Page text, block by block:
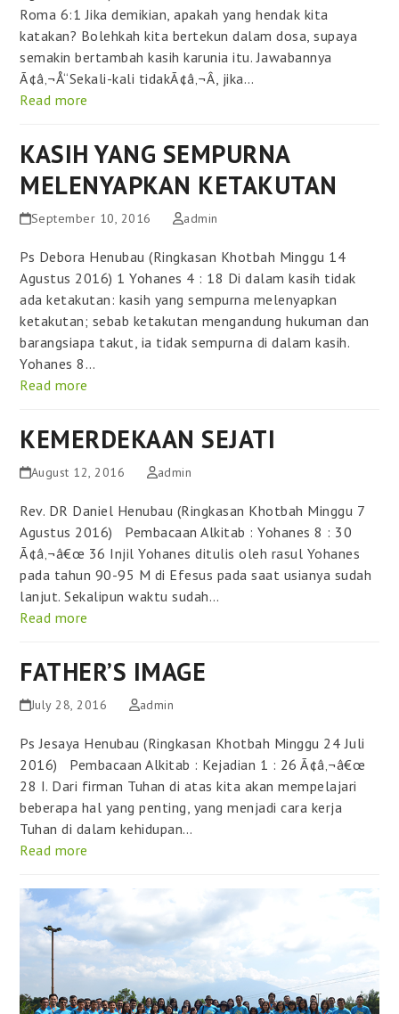
Roma 6:1 Jika demikian, apakah yang hendak kita
katakan? Bolehkah kita bertekun dalam dosa, supaya
semakin bertambah kasih karunia itu. Jawabannya
Ã¢â‚¬Å“Sekali-kali tidakÃ¢â‚¬Â, jika…
Read more
KASIH YANG SEMPURNA
MELENYAPKAN KETAKUTAN
September 10, 2016 admin
Ps Debora Henubau (Ringkasan Khotbah Minggu 14
Agustus 2016) 1 Yohanes 4 : 18 Di dalam kasih tidak
ada ketakutan: kasih yang sempurna melenyapkan
ketakutan; sebab ketakutan mengandung hukuman dan
barangsiapa takut, ia tidak sempurna di dalam kasih.
Yohanes 8…
Read more
KEMERDEKAAN SEJATI
August 12, 2016 admin
Rev. DR Daniel Henubau (Ringkasan Khotbah Minggu 7
Agustus 2016) Pembacaan Alkitab : Yohanes 8 : 30
Ã¢â‚¬â€œ 36 Injil Yohanes ditulis oleh rasul Yohanes
pada tahun 90-95 M di Efesus pada saat usianya sudah
lanjut. Sekalipun waktu sudah…
Read more
FATHER’S IMAGE
July 28, 2016 admin
Ps Jesaya Henubau (Ringkasan Khotbah Minggu 24 Juli
2016) Pembacaan Alkitab : Kejadian 1 : 26 Ã¢â‚¬â€œ
28 I. Dari firman Tuhan di atas kita akan mempelajari
beberapa hal yang penting, yang menjadi cara kerja
Tuhan di dalam kehidupan…
Read more